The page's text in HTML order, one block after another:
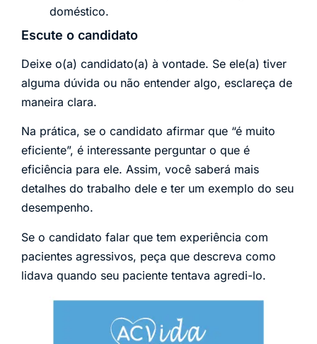
doméstico.
Escute o candidato
Deixe o(a) candidato(a) à vontade. Se ele(a) tiver
alguma dúvida ou não entender algo, esclareça de
maneira clara.
Na prática, se o candidato afirmar que “é muito
eficiente”, é interessante perguntar o que é
eficiência para ele. Assim, você saberá mais
detalhes do trabalho dele e ter um exemplo do seu
desempenho.
Se o candidato falar que tem experiência com
pacientes agressivos, peça que descreva como
lidava quando seu paciente tentava agredi-lo.